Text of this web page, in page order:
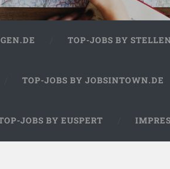
TOP-JOBS BY
TOP-JOBS BY JOBSINTOWN.DE
JOBS BY EUSPERT